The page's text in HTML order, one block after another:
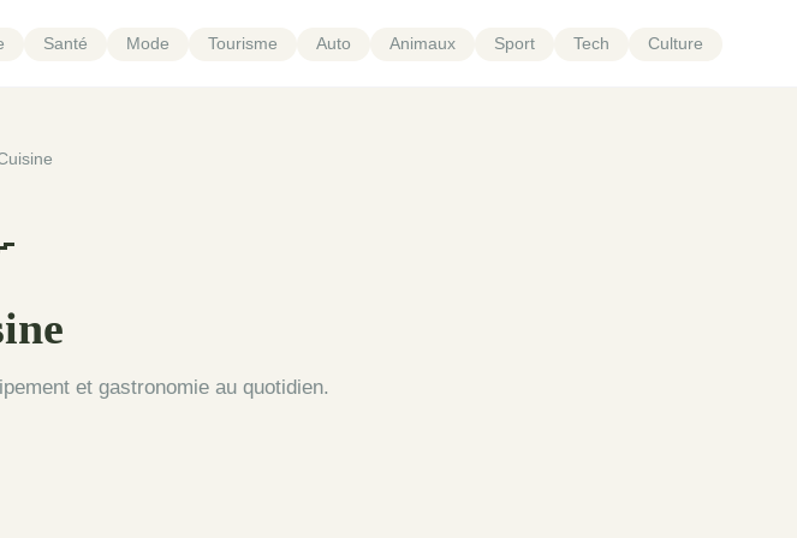
Santé Mode Tourisme Auto Animaux Sport Tech Culture
et gastronomie au quotidien.